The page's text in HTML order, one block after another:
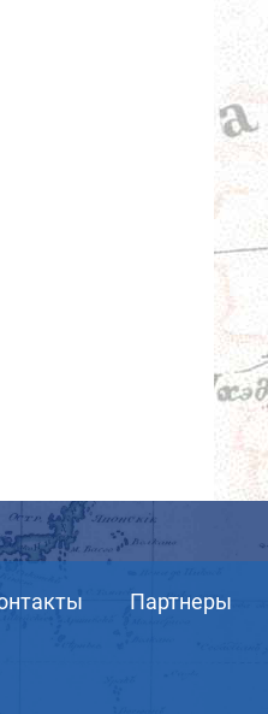
Партнеры